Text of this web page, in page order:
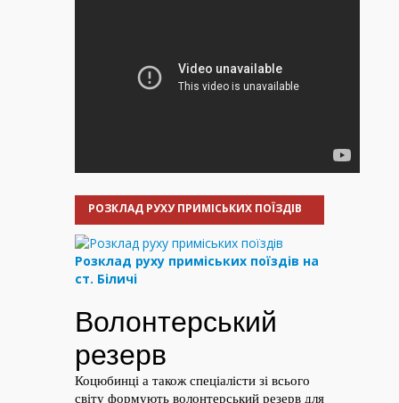
РОЗКЛАД РУХУ ПРИМІСЬКИХ ПОЇЗДІВ
Розклад руху приміських поїздів на
ст. Біличі